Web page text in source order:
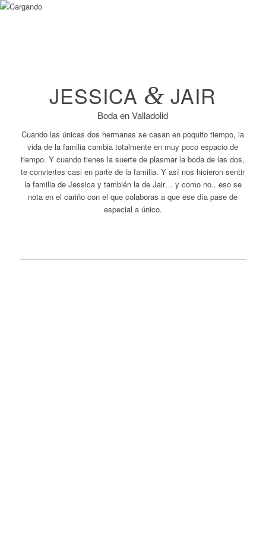
JESSICA & JAIR
Boda en Valladolid
Cuando las únicas dos hermanas se casan en poquito tiempo, la
vida de la familia cambia totalmente en muy poco espacio de
tiempo. Y cuando tienes la suerte de plasmar la boda de las dos,
te conviertes casi en parte de la familia. Y así nos hicieron sentir
la familia de Jessica y también la de Jair… y como no.. eso se
nota en el cariño con el que colaboras a que ese día pase de
especial a único.